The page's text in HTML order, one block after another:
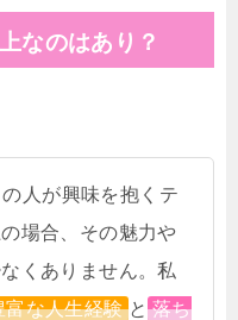
なのはあり？
人が興味を抱くテ
場合、その魅力や
くありません。私
富な人生経験 と 落ち